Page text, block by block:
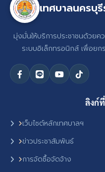
เทศบาลนครบุ
มุ่งมั่นให้บริการประชาชนด้วยค
ระบบอิเล็กทรอนิกส์ เพื่อย
ลิงก์
เว็บไซต์หลักเทศบาลฯ
ข่าวประชาสัมพันธ์
การจัดซื้อจัดจ้าง